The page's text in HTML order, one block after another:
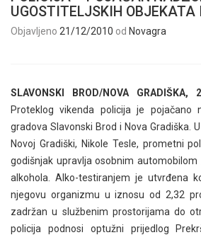
UGOSTITELJSKIH OBJEKATA
Objavljeno 21/12/2010 od Novagra
SLAVONSKI BROD/NOVA
Proteklog vikenda policija je pojačano
gradova Slavonski Brod i Nova Gradiška.
Novoj Gradiški, Nikole Tesle, prometni
godišnjak upravlja osobnim
alkohola. Alko-testiranjem je utvrđena
njegovu organizmu u iznosu od 2,32
zadržan u službenim prostorijama do
policija podnosi optužni prijedlog